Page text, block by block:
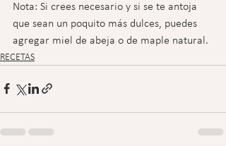
Nota: Si crees necesario y si se te antoja
que sean un poquito más dulces, puedes
agregar miel de abeja o de maple natural.
RECETAS